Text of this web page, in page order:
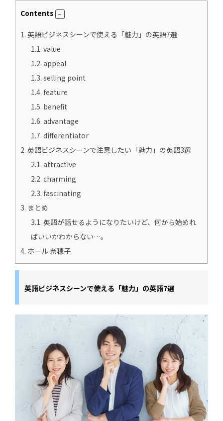
Contents
1. 英語ビジネスシーンで使える「魅力」の英語7選
1.1. value
1.2. appeal
1.3. selling point
1.4. feature
1.5. benefit
1.6. advantage
1.7. differentiator
2. 英語ビジネスシーンで注意したい「魅力」の英語3選
2.1. attractive
2.2. charming
2.3. fascinating
3. まとめ
3.1. 英語が話せるようになりたいけど、何から始めれ
ばいいかわからない…。
4. ホール 奈穂子
英語ビジネスシーンで使える「魅力」の英語7選